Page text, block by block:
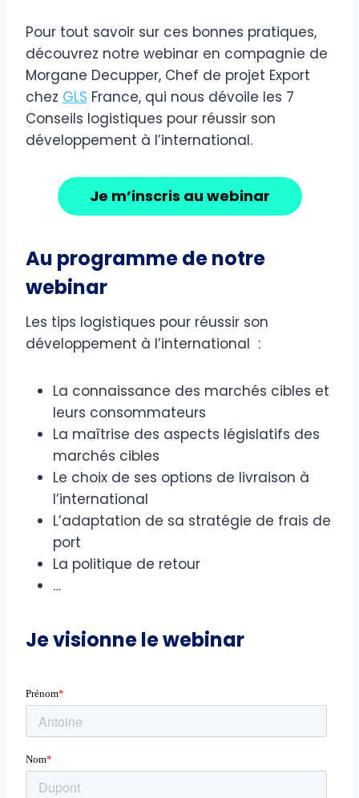
Pour tout savoir sur ces bonnes pratiques,
découvrez notre webinar en compagnie de
Morgane Decupper, Chef de projet Export
chez GLS France, qui nous dévoile les 7
Conseils logistiques pour réussir son
développement à l’international.
Je m’inscris au webinar
Au programme de notre
webinar
Les tips logistiques pour réussir son
développement à l’international :
La connaissance des marchés cibles et
leurs consommateurs
La maîtrise des aspects législatifs des
marchés cibles
Le choix de ses options de livraison à
l’international
L’adaptation de sa stratégie de frais de
port
La politique de retour
…
Je visionne le webinar